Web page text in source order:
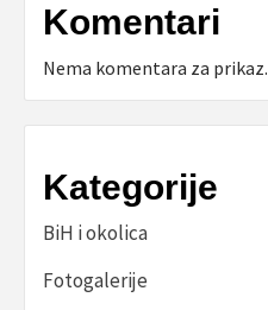
Komentari
Nema komentara za prikaz.
Kategorije
BiH i okolica
Fotogalerije